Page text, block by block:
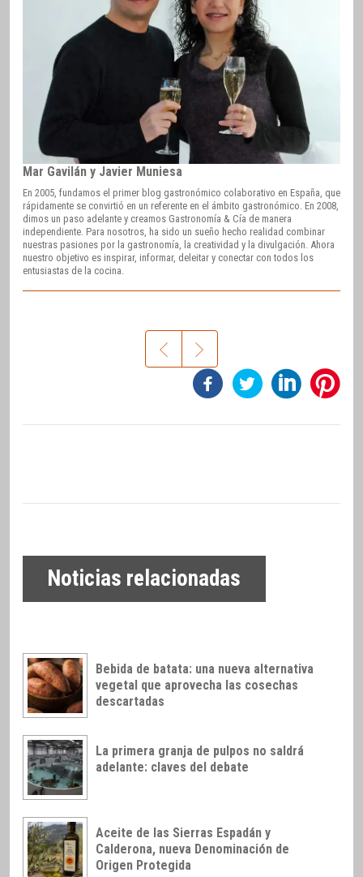
Mar Gavilán y Javier Muniesa
En 2005, fundamos el primer blog gastronómico colaborativo en España, que
rápidamente se convirtió en un referente en el ámbito gastronómico. En 2008,
dimos un paso adelante y creamos Gastronomía & Cía de manera
independiente. Para nosotros, ha sido un sueño hecho realidad combinar
nuestras pasiones por la gastronomía, la creatividad y la divulgación. Ahora
nuestro objetivo es inspirar, informar, deleitar y conectar con todos los
entusiastas de la cocina.
Noticias relacionadas
Bebida de batata: una nueva alternativa
vegetal que aprovecha las cosechas
descartadas
La primera granja de pulpos no saldrá
adelante: claves del debate
Aceite de las Sierras Espadán y
Calderona, nueva Denominación de
Origen Protegida